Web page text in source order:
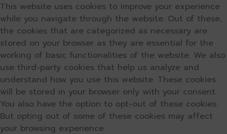
This website uses cookies to improve your experience
while you navigate through the website. Out of these,
the cookies that are categorized as necessary are
stored on your browser as they are essential for the
working of basic functionalities of the website. We also
use third-party cookies that help us analyze and
understand how you use this website. These cookies
will be stored in your browser only with your consent.
You also have the option to opt-out of these cookies.
But opting out of some of these cookies may affect
your browsing experience.